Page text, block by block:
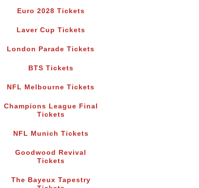
Euro 2028 Tickets
Laver Cup Tickets
London Parade Tickets
BTS Tickets
NFL Melbourne Tickets
Champions League Final
Tickets
NFL Munich Tickets
Goodwood Revival
Tickets
The Bayeux Tapestry